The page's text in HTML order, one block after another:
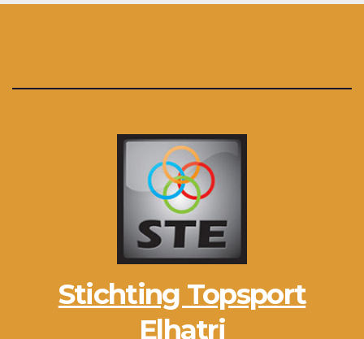
Stichting Topsport
Elhatri